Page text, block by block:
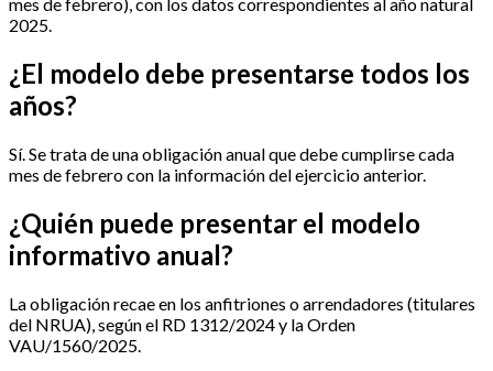
2025.
¿El modelo debe presentarse todos los
años?
Sí. Se trata de una obligación anual que debe cumplirse cada
mes de febrero con la información del ejercicio anterior.
¿Quién puede presentar el modelo
informativo anual?
La obligación recae en los anfitriones o arrendadores (titulares
del NRUA), según el RD 1312/2024 y la Orden
VAU/1560/2025.